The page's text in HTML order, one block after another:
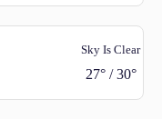
Sky Is Clear
27°/30°